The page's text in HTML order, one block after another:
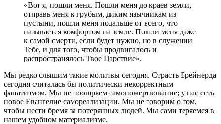
«Вот я, пошли меня. Пошли меня до краев земли,
отправь меня к грубым, диким язычникам из
пустыни, пошли меня подальше от всего, что
называется комфортом на земле. Пошли меня даже
к самой смерти, если будет нужно, но в служении
Тебе, и для того, чтобы продвигалось и
распространялось Твое Царствие».
Мы редко слышим такие молитвы сегодня. Страсть Брейнерда
сегодня считалась бы политически некорректным
фанатизмом. Мы не поощряем самопожертвование; у нас есть
новое Евангелие самореализации. Мы не говорим о том,
чтобы нести бремя за потерянных людей. Мы сами теряемся в
нашем удобном материализме.